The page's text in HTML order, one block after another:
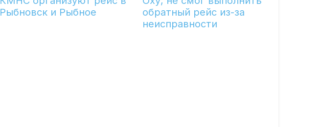
Рыбновск и Рыбное
обратный рейс из-за
неисправности